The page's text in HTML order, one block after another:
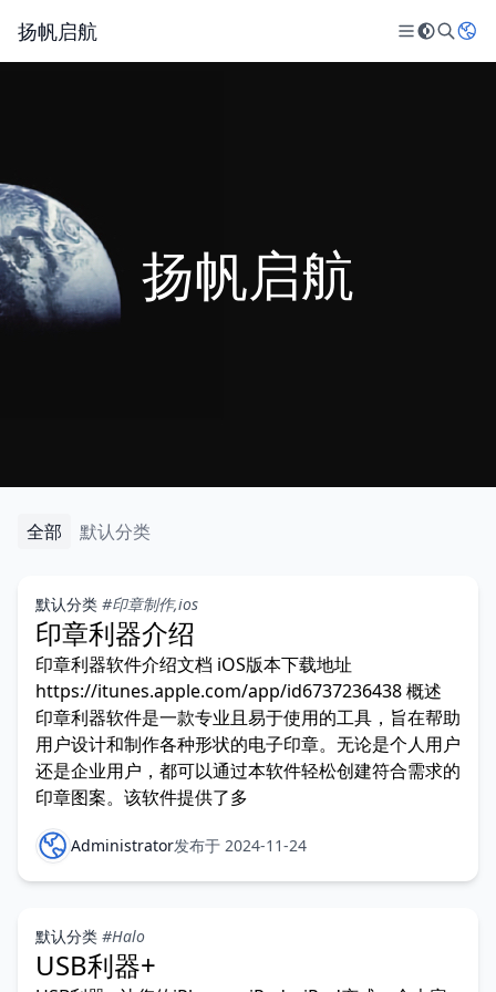
扬帆启航
扬帆启航
全部 默认分类
默认分类 #印章制作,ios
印章利器介绍
印章利器软件介绍文档 iOS版本下载地址
https://itunes.apple.com/app/id6737236438 概述
印章利器软件是一款专业且易于使用的工具，旨在帮助
用户设计和制作各种形状的电子印章。无论是个人用户
还是企业用户，都可以通过本软件轻松创建符合需求的
印章图案。该软件提供了多
Administrator发布于 2024-11-24
默认分类 #Halo
USB利器+